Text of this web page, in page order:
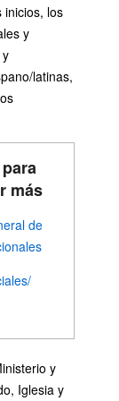
inicios, los
y
latinas,
más
de
y
Iglesia y